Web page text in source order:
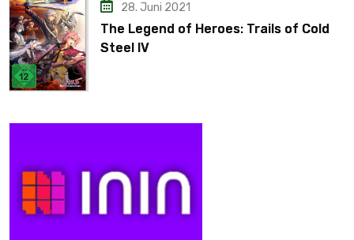
28. Juni 2021
The Legend of Heroes: Trails of Cold
Steel IV